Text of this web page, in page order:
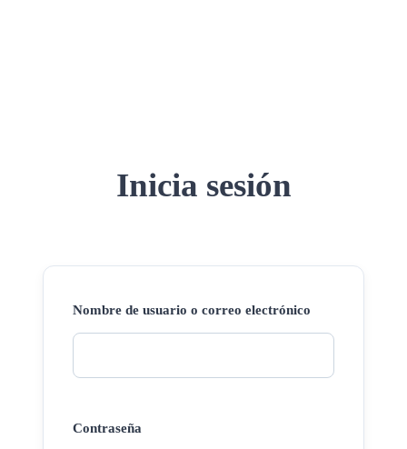
Inicia sesión
Nombre de usuario o correo electrónico
Contraseña